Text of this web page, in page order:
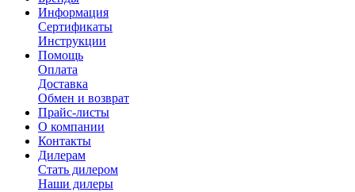
Информация
Сертификаты
Инструкции
Помощь
Оплата
Доставка
Обмен и возврат
Прайс-листы
О компании
Контакты
Дилерам
Стать дилером
Наши дилеры